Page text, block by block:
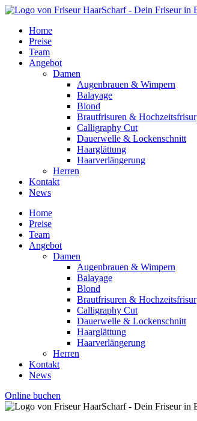
Home
Preise
Team
Angebot
Damen
Augenbrauen & Wimpern
Balayage
Blond
Brautfrisuren & Hochzeitsfrisur
Calligraphy Cut
Dauerwelle & Lockenschnitt
Haarglättung
Haarverlängerung
Herren
Kontakt
News
Home
Preise
Team
Angebot
Damen
Augenbrauen & Wimpern
Balayage
Blond
Brautfrisuren & Hochzeitsfrisur
Calligraphy Cut
Dauerwelle & Lockenschnitt
Haarglättung
Haarverlängerung
Herren
Kontakt
News
Online buchen